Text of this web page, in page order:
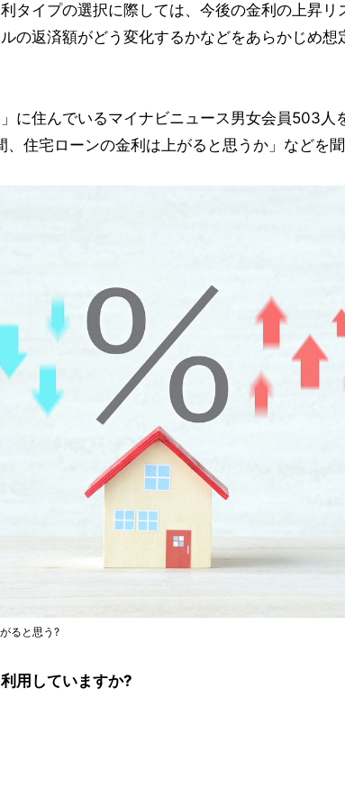
タイプの選択に際しては、今後の金利の上昇リ
の返済額がどう変化するかなどをあらかじめ想
に住んでいるマイナビニュース男女会員503人
住宅ローンの金利は上がると思うか」などを聞
ると思う?
用していますか?